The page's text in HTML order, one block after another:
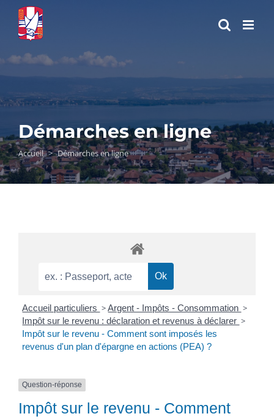
Passer
contenu
Démarches en ligne
Accueil > Démarches en ligne
Accueil particuliers > Argent - Impôts - Consommation >
Impôt sur le revenu : déclaration et revenus à déclarer >
Impôt sur le revenu - Comment sont imposés les
revenus d'un plan d'épargne en actions (PEA) ?
Question-réponse
Impôt sur le revenu - Comment